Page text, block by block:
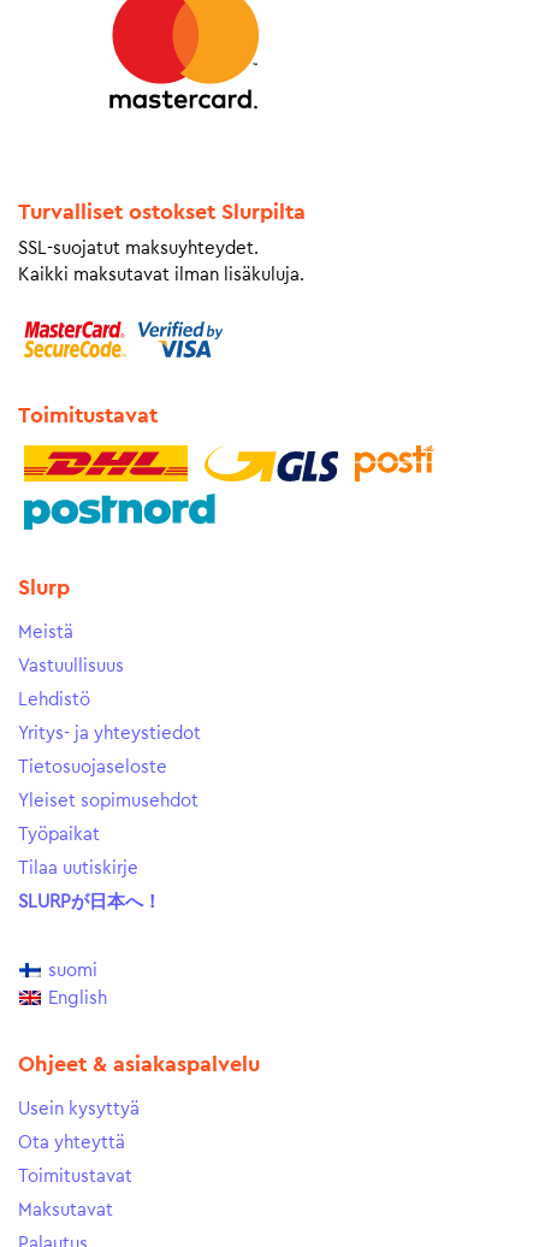
Turvalliset ostokset Slurpilta
SSL-suojatut maksuyhteydet.
Kaikki maksutavat ilman lisäkuluja.
Toimitustavat
Slurp
Meistä
Vastuullisuus
Lehdistö
Yritys- ja yhteystiedot
Tietosuojaseloste
Yleiset sopimusehdot
Työpaikat
Tilaa uutiskirje
SLURPが日本へ！
suomi
English
Ohjeet & asiakaspalvelu
Usein kysyttyä
Ota yhteyttä
Toimitustavat
Maksutavat